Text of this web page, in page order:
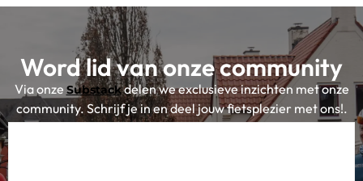
Word lid van onze community
Via onze Substackdelen we exclusieve inzichten met onze
community. Schrijf je in en deel jouw fietsplezier met ons!.